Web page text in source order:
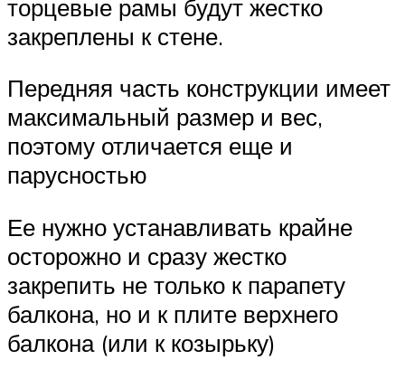
торцевые рамы будут жестко
закреплены к стене.
Передняя часть конструкции имеет
максимальный размер и вес,
поэтому отличается еще и
парусностью
Ее нужно устанавливать крайне
осторожно и сразу жестко
закрепить не только к парапету
балкона, но и к плите верхнего
балкона (или к козырьку)